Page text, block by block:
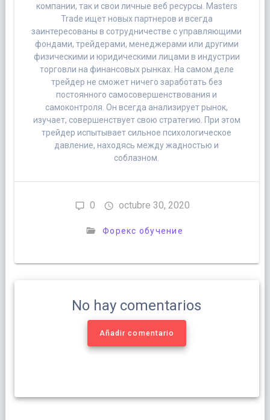
компании, так и свои личные веб ресурсы. Masters
Trade ищет новых партнеров и всегда
заинтересованы в сотрудничестве с управляющими
фондами, трейдерами, менеджерами или другими
физическими и юридическими лицами в индустрии
торговли на финансовых рынках. На самом деле
трейдер не сможет ничего заработать без
постоянного самосовершенствования и
самоконтроля. Он всегда анализирует рынок,
изучает, совершенствует свою стратегию. При этом
трейдер испытывает сильное психологическое
давление, находясь между жадностью и
соблазном.
0 octubre 30, 2020
Форекс обучение
No hay comentarios
Añadir comentario